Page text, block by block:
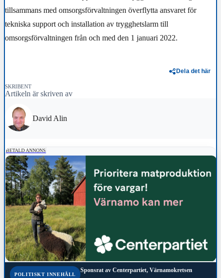
tillsammans med omsorgsförvaltningen överflytta ansvaret för
tekniska support och installation av trygghetslarm till
omsorgsförvaltningen från och med den 1 januari 2022.
Dela det här
SKRIBENT
Artikeln är skriven av
David Alin
BETALD ANNONS
POLITISKT INNEHÅLL
Sponsrat av Centerpartiet, Värnamokretsen